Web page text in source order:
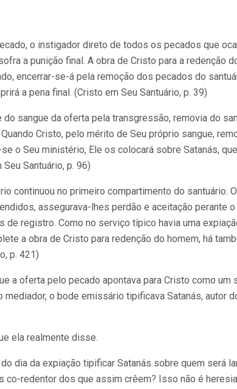
o instigador direto de todos os pecados que
a punição final. A obra de Cristo para a redenção
encerrar-se-á pela remoção dos pecados do
a pena final. (Cristo em Seu Santuário, p. 39)
sangue da oferta pela transgressão, removia do
Cristo, pelo mérito de Seu próprio sangue,
o Seu ministério, Ele os colocará sobre Satanás,
Santuário, p. 96)
continuou no primeiro compartimento do santuário.
assegurava-lhes perdão e aceitação perante o
registro. Como no serviço típico havia uma
a obra de Cristo para redenção do homem, há
p. 421)
a oferta pelo pecado apontava para Cristo como um
o bode emissário tipificava Satanás, autor
ela realmente disse.
dia da expiação tipificar Satanás sobre quem será
co-redentor dos que assim crêem? Isso não é